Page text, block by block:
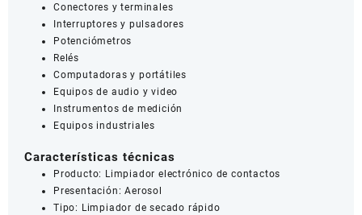
Conectores y terminales
Interruptores y pulsadores
Potenciómetros
Relés
Computadoras y portátiles
Equipos de audio y video
Instrumentos de medición
Equipos industriales
Características técnicas
Producto: Limpiador electrónico de contactos
Presentación: Aerosol
Tipo: Limpiador de secado rápido